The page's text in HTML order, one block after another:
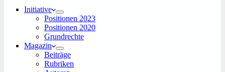
Initiative
Positionen 2023
Positionen 2020
Grundrechte
Magazin
Beiträge
Rubriken